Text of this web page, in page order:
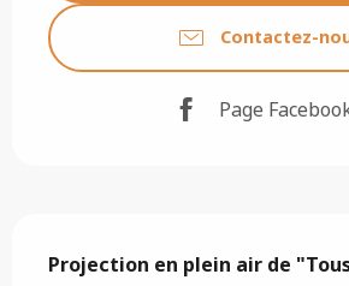
Contactez-
Page
Projection en plein air de